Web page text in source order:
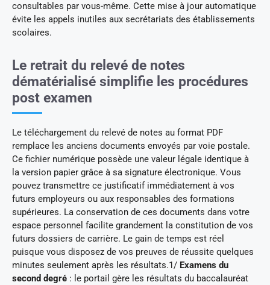
consultables par vous-même. Cette mise à jour automatique
évite les appels inutiles aux secrétariats des établissements
scolaires.
Le retrait du relevé de notes
dématérialisé simplifie les procédures
post examen
Le téléchargement du relevé de notes au format PDF
remplace les anciens documents envoyés par voie postale.
Ce fichier numérique possède une valeur légale identique à
la version papier grâce à sa signature électronique. Vous
pouvez transmettre ce justificatif immédiatement à vos
futurs employeurs ou aux responsables des formations
supérieures. La conservation de ces documents dans votre
espace personnel facilite grandement la constitution de vos
futurs dossiers de carrière. Le gain de temps est réel
puisque vous disposez de vos preuves de réussite quelques
minutes seulement après les résultats.1/ Examens du
second degré : le portail gère les résultats du baccalauréat